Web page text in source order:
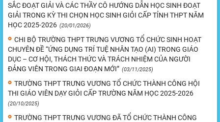
SẮC ĐOẠT GIẢI VÀ CÁC THẦY CÔ HƯỚNG DẪN HỌC SINH ĐOẠT
GIẢI TRONG KỲ THI CHỌN HỌC SINH GIỎI CẤP TỈNH THPT NĂM
HỌC 2025-2026 (20/01/2026)
CHI BỘ TRƯỜNG THPT TRƯNG VƯƠNG TỔ CHỨC SINH HOẠT
CHUYÊN ĐỀ “ỨNG DỤNG TRÍ TUỆ NHÂN TẠO (AI) TRONG GIÁO
DỤC – CƠ HỘI, THÁCH THỨC VÀ TRÁCH NHIỆM CỦA NGƯỜI
ĐẢNG VIÊN TRONG GIAI ĐOẠN MỚI” (03/11/2025)
TRƯỜNG THPT TRƯNG VƯƠNG TỔ CHỨC THÀNH CÔNG HỘI
THI GIÁO VIÊN DẠY GIỎI CẤP TRƯỜNG NĂM HỌC 2025-2026
(20/10/2025)
TRƯỜNG THPT TRƯNG VƯƠNG ĐÃ TỔ CHỨC THÀNH CÔNG